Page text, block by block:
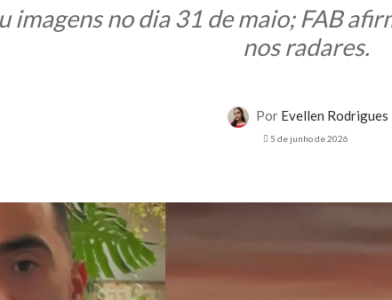
no dia 31 de maio; FAB
nos radares.
Por Evellen Rodrigues
5 de junho de 2026